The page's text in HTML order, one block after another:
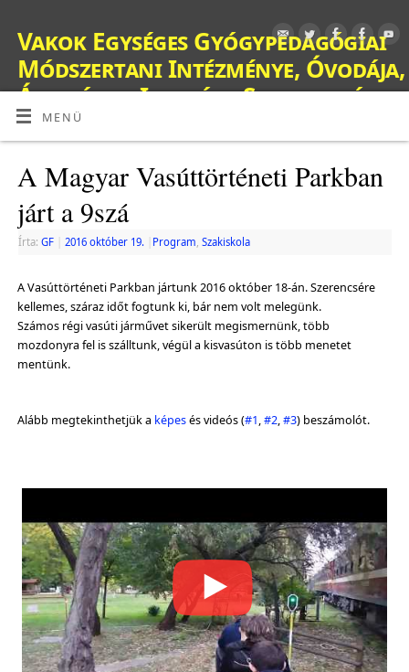
Vakok Egységes Gyógypedagógiai
Módszertani Intézménye, Óvodája,
Általános Iskolája, Szakiskolája,
Készségfejlesztő Iskolája, Fejlesztő
Nevelés-Oktatást Végző Iskolája,
Kollégiuma és Gyermekotthona
OM: 038428
MENÜ
A Magyar Vasúttörténeti Parkban
járt a 9szá
Írta: GF 2016 október 19. Program Szakiskola
A Vasúttörténeti Parkban jártunk 2016 október 18-án. Szerencsére
kellemes, száraz időt fogtunk ki, bár nem volt melegünk.
Számos régi vasúti járművet sikerült megismernünk, több
mozdonyra fel is szálltunk, végül a kisvasúton is több menetet
mentünk.
Alább megtekinthetjük a képesés videós (#1,#2,#3) beszámolót.